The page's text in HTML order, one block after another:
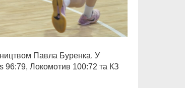
Павла Буренка. У
96:79, Локомотив 100:72 та КЗ